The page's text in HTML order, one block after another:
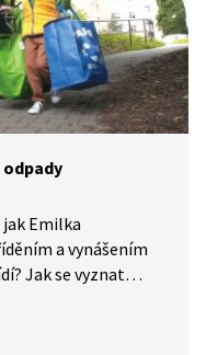
odpady
Emilka
a vynášením
Jak se vyznat
probereme